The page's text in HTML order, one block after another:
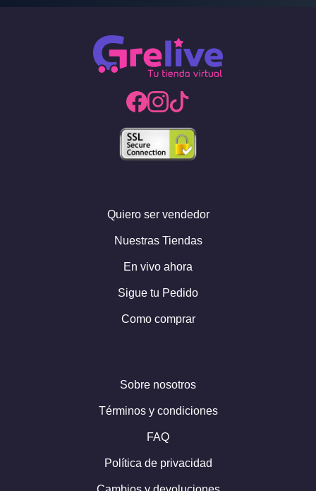
Quiero ser vendedor
Nuestras Tiendas
En vivo ahora
Sigue tu Pedido
Como comprar
Sobre nosotros
Términos y condiciones
FAQ
Política de privacidad